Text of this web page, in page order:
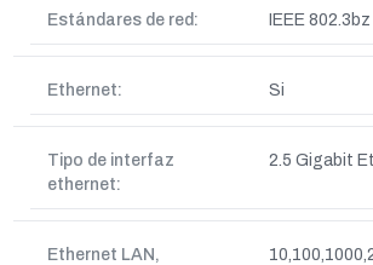
Estándares de red: IEEE 802.3bz
Ethernet: Si
Tipo de interfaz
ethernet:
2.5 Gigabit
Ethernet LAN,